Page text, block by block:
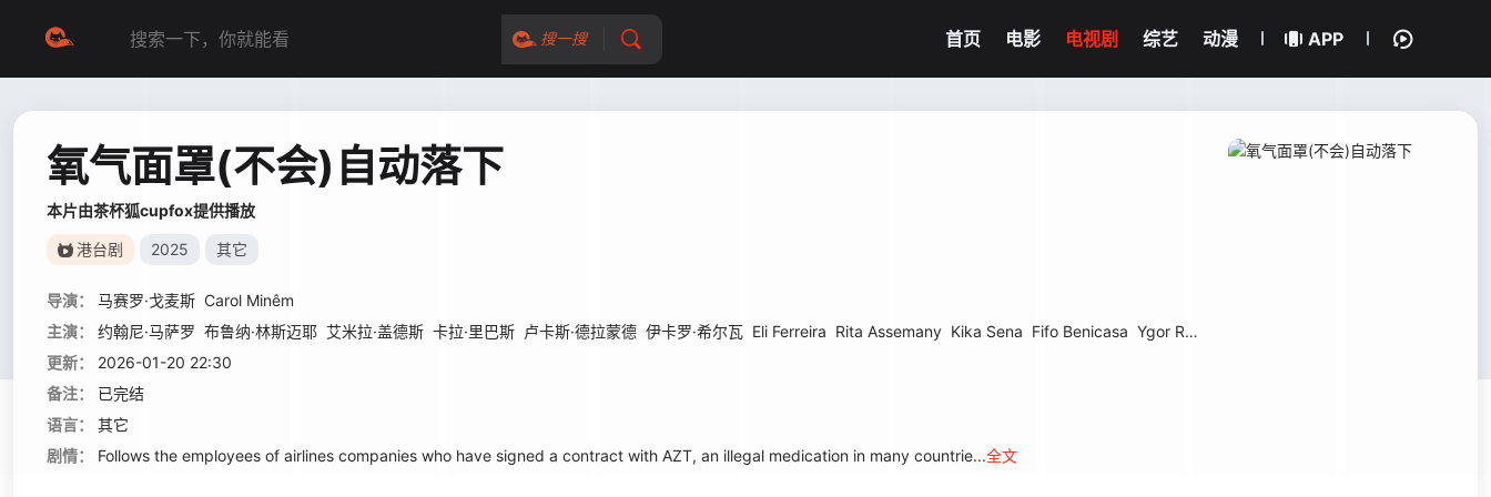
搜一搜 首页 电影 电视剧 综艺 动漫 APP
氧气面罩(不会)自动落下
本片由茶杯狐cupfox提供播放
港台剧 2025 其它
导演： 马赛罗·戈麦斯 Carol Minêm
主演：
约翰尼·马萨罗 布鲁纳·林斯迈耶 艾米拉·盖德斯 卡拉·里巴斯 卢卡斯·德拉蒙德 伊卡罗·希尔瓦 Eli Ferreira Rita Assemany Kika Sena Fifo Benicasa Ygor Ribeiro Marçal
更新：
2026-01-20 22:30
备注：
已完结
语言：
其它
剧情：
Follows the employees of airlines companies who have signed a contract with AZT, an illegal medication in many countrie...全文